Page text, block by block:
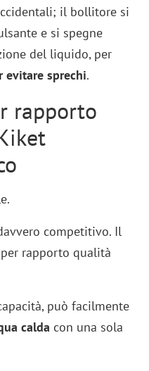
il bollitore si
e si spegne
del liquido, per
evitare sprechi.
rapporto
competitivo. Il
rapporto qualità
può facilmente
calda con una sola